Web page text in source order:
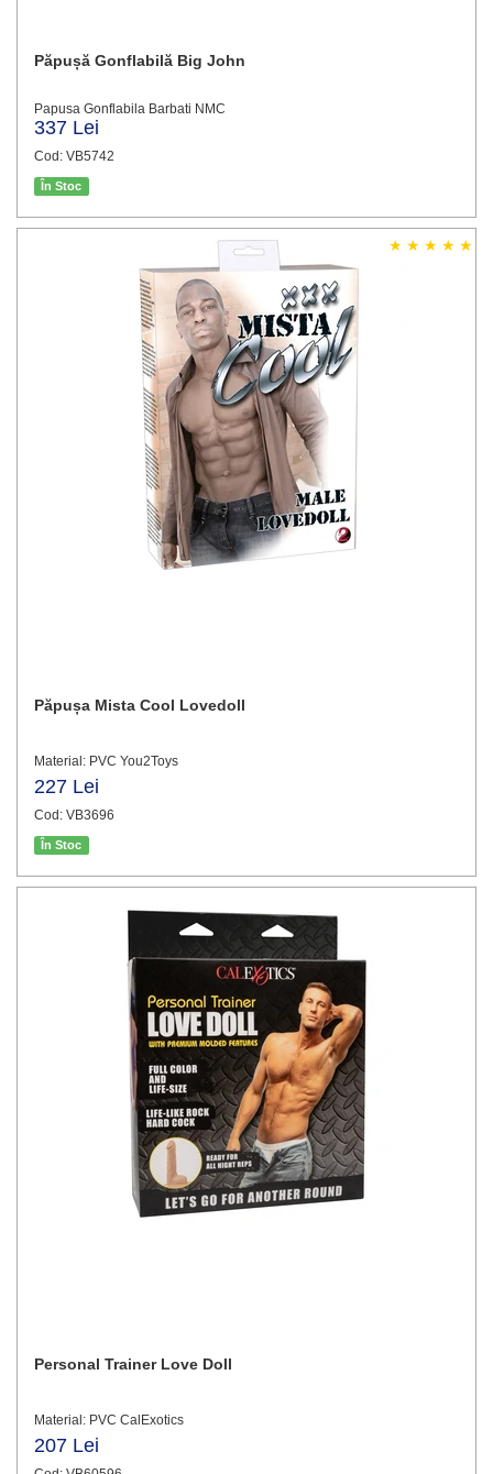
Păpușă Gonflabilă Big John
Papusa Gonflabila Barbati NMC
337 Lei
Cod: VB5742
În Stoc
Păpușa Mista Cool Lovedoll
Material: PVC You2Toys
227 Lei
Cod: VB3696
În Stoc
Personal Trainer Love Doll
Material: PVC CalExotics
207 Lei